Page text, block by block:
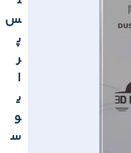
س
پ
ر
ا
ی
و
س